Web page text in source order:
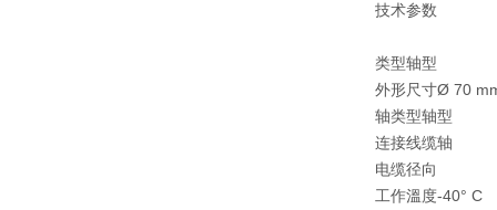
技术参数
类型轴型
外形尺寸Ø 70
轴类型轴型
连接线缆轴
电缆径向
工作溫度-40° C